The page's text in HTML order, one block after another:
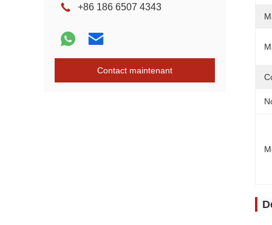
+86 186 6507 4343
Contact maintenant